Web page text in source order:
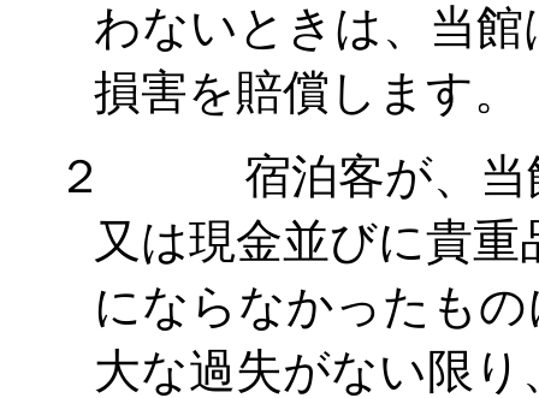
わないときは、当
損害を賠償します。
２ 宿泊客が、当館
又は現金並びに貴
にならなかったも
大な過失がない限